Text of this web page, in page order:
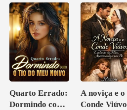
Quarto Errado:
Dormindo com
A noviça e o
Conde Viúvo